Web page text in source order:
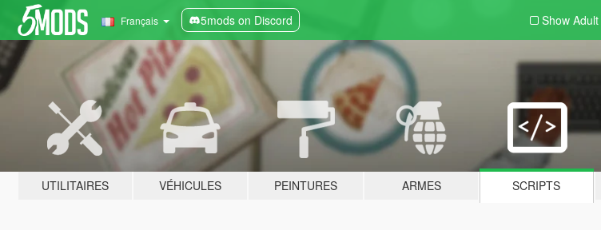
Français 5mods on Discord Show Adult
UTILITAIRES VÉHICULES PEINTURES ARMES SCRIPTS